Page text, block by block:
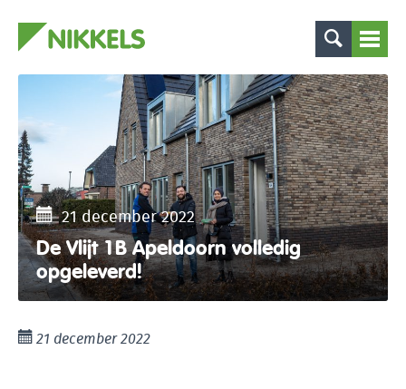
21 december 2022
De Vlijt 1B Apeldoorn volledig
opgeleverd!
21 december 2022